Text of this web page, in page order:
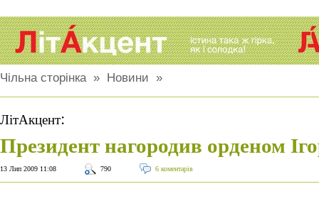
Чільна сторінка» Новини »
ЛітАкцент:
Президент нагородив орденом
13 Лип 2009 11:08 790 6 коментарів